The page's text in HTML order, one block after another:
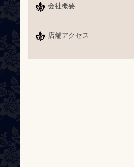
会社概要
店舗アクセス